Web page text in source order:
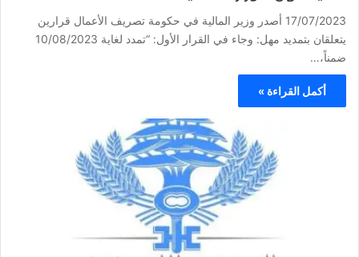
17/07/2023 أصدر وزير المالية في حكومة تصريف الأعمال قرارين
يتعلقان بتمديد مهل: وجاء في القرار الأول: “تمدد لغاية 10/08/2023
ضمناً،…
أكمل القراءة »